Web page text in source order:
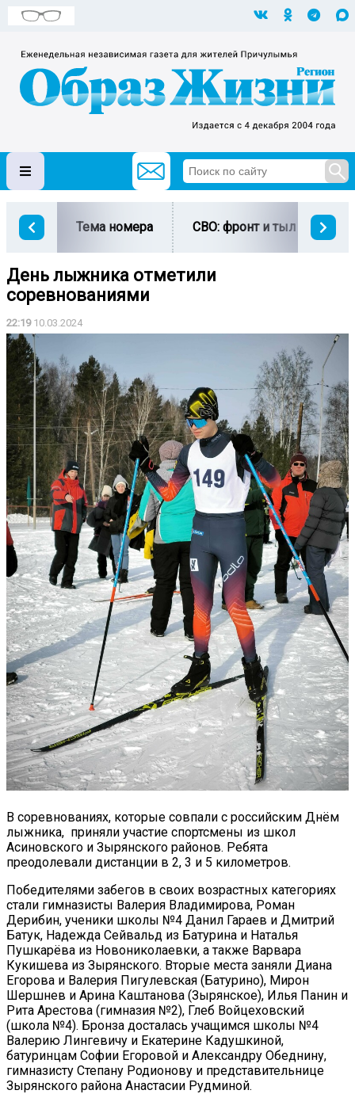
Тема номера СВО: фронт и тыл
День лыжника отметили
соревнованиями
22:1910.03.2024
В соревнованиях, которые совпали с российским Днём
лыжника, приняли участие спортсмены из школ
Асиновского и Зырянского районов. Ребята
преодолевали дистанции в 2, 3 и 5 километров.
Победителями забегов в своих возрастных категориях
стали гимназисты Валерия Владимирова, Роман
Дерибин, ученики школы №4 Данил Гараев и Дмитрий
Батук, Надежда Сейвальд из Батурина и Наталья
Пушкарёва из Новониколаевки, а также Варвара
Кукишева из Зырянского. Вторые места заняли Диана
Егорова и Валерия Пигулевская (Батурино), Мирон
Шершнев и Арина Каштанова (Зырянское), Илья Панин и
Рита Арестова (гимназия №2), Глеб Войцеховский
(школа №4). Бронза досталась учащимся школы №4
Валерию Лингевичу и Екатерине Кадушкиной,
батуринцам Софии Егоровой и Александру Обеднину,
гимназисту Степану Родионову и представительнице
Зырянского района Анастасии Рудминой.